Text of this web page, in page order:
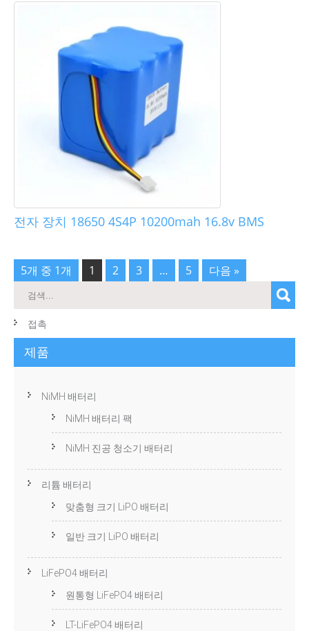
전자 장치 18650 4S4P 10200mah 16.8v BMS
5개 중 1개 1 2 3 … 5 다음 »
접촉
제품
NiMH 배터리
NiMH 배터리 팩
NiMH 진공 청소기 배터리
리튬 배터리
맞춤형 크기 LiPO 배터리
일반 크기 LiPO 배터리
LiFePO4 배터리
원통형 LiFePO4 배터리
LT-LiFePO4 배터리